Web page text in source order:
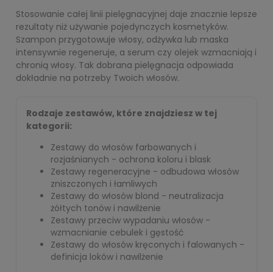
Stosowanie całej linii pielęgnacyjnej daje znacznie lepsze
rezultaty niż używanie pojedynczych kosmetyków.
Szampon przygotowuje włosy, odżywka lub maska
intensywnie regeneruje, a serum czy olejek wzmacniają i
chronią włosy. Tak dobrana pielęgnacja odpowiada
dokładnie na potrzeby Twoich włosów.
Rodzaje zestawów, które znajdziesz w tej
kategorii:
Zestawy do włosów farbowanych i
rozjaśnianych - ochrona koloru i blask
Zestawy regeneracyjne - odbudowa włosów
zniszczonych i łamliwych
Zestawy do włosów blond - neutralizacja
żółtych tonów i nawilżenie
Zestawy przeciw wypadaniu włosów -
wzmacnianie cebulek i gęstość
Zestawy do włosów kręconych i falowanych -
definicja loków i nawilżenie